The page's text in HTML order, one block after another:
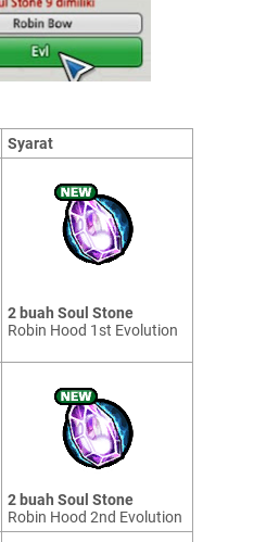
Syarat
2 buah Soul Stone
Robin Hood 1st Evolution
2 buah Soul Stone
Robin Hood 2nd Evolution